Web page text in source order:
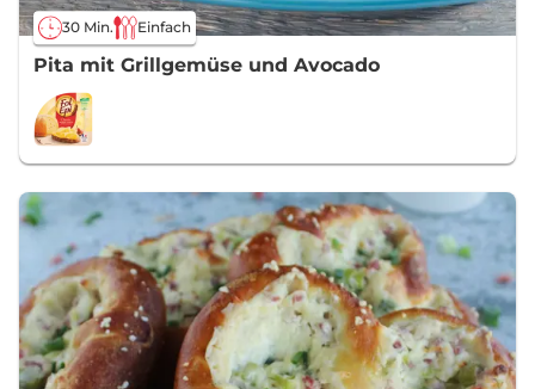
30 Min. Einfach
Pita mit Grillgemüse und Avocado